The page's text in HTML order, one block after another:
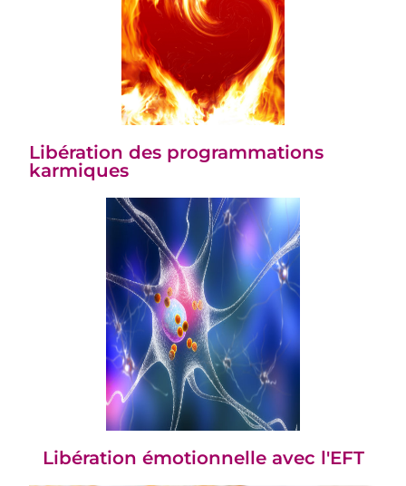
Libération des programmations
karmiques
Libération émotionnelle avec l'EFT